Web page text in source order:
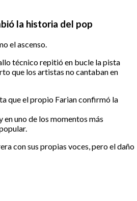
la historia del pop
el ascenso.
técnico repitió en bucle la pista
que los artistas no cantaban en
que el propio Farian confirmó la
en uno de los momentos más
con sus propias voces, pero el daño